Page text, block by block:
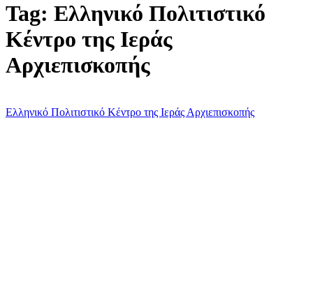
Tag: Ελληνικό Πολιτιστικό
Κέντρο της Ιεράς
Αρχιεπισκοπής
Ελληνικό Πολιτιστικό Κέντρο της Ιεράς Αρχιεπισκοπής